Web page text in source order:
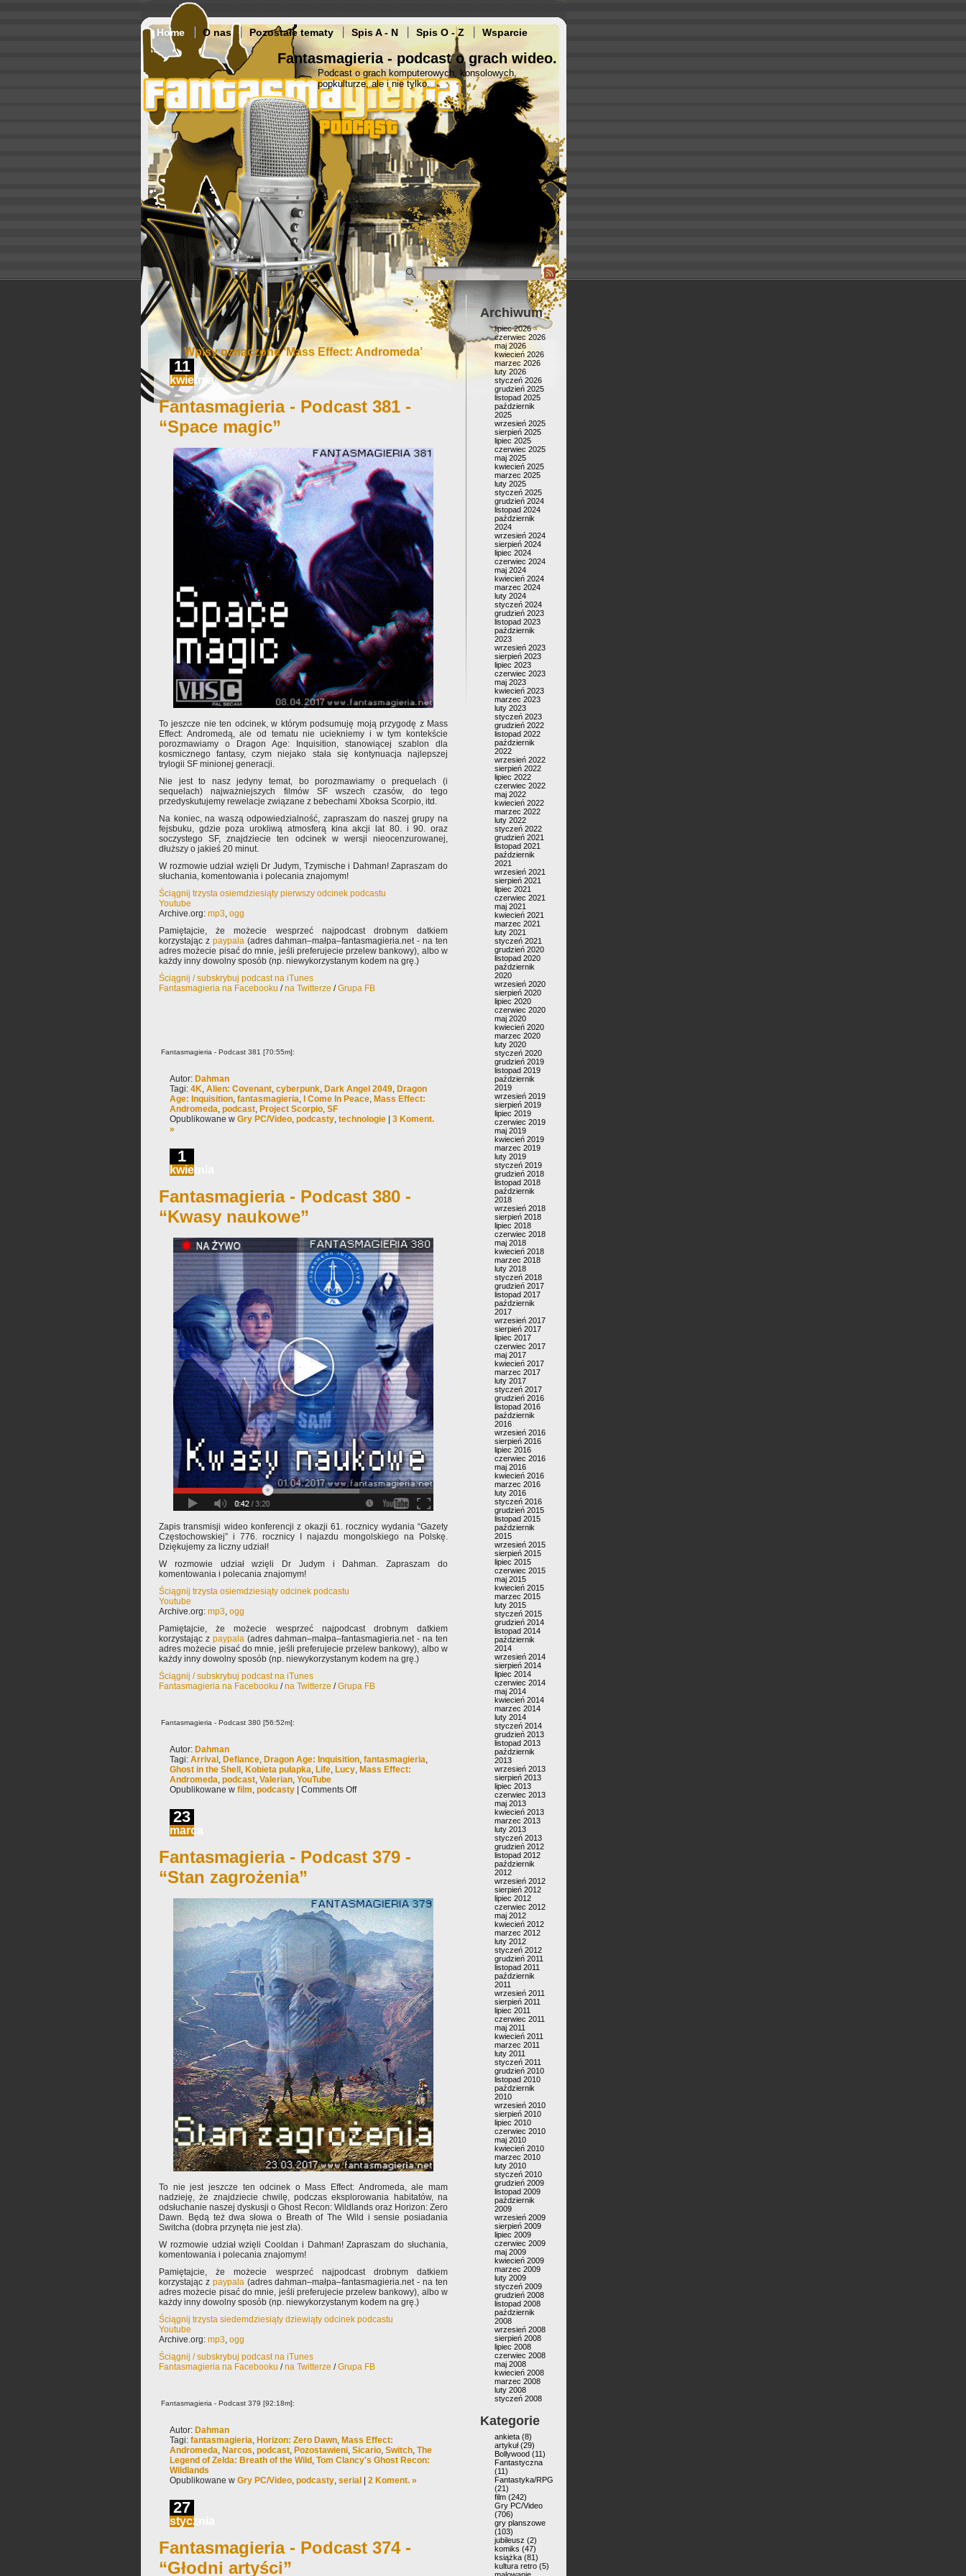
Home O nas Pozostałe tematy Spis A - N Spis O - Z Wsparcie
Fantasmagieria - podcast o grach wideo.
Podcast o grach komputerowych, konsolowych,
popkulturze, ale i nie tylko.
Wpisy oznaczone ‘Mass Effect: Andromeda’
11
kwietnia
Fantasmagieria - Podcast 381 -
“Space magic”
To jeszcze nie ten odcinek, w którym podsumuję moją przygodę z Mass
Effect: Andromedą, ale od tematu nie uciekniemy i w tym kontekście
porozmawiamy o Dragon Age: Inquisition, stanowiącej szablon dla
kosmicznego fantasy, czym niejako stała się kontynuacja najlepszej
trylogii SF minionej generacji.
Nie jest to nasz jedyny temat, bo porozmawiamy o prequelach (i
sequelach) najważniejszych filmów SF wszech czasów, do tego
przedyskutujemy rewelacje związane z bebechami Xboksa Scorpio, itd.
Na koniec, na waszą odpowiedzialność, zapraszam do naszej grupy na
fejsbuku, gdzie poza urokliwą atmosferą kina akcji lat 80. i 90. oraz
soczystego SF, znajdziecie ten odcinek w wersji nieocenzurowanej,
dłuższy o jakieś 20 minut.
W rozmowie udział wzięli Dr Judym, Tzymische i Dahman! Zapraszam do
słuchania, komentowania i polecania znajomym!
Ściągnij trzysta osiemdziesiąty pierwszy odcinek podcastu
Youtube
Archive.org: mp3 ogg
Pamiętajcie, że możecie wesprzeć najpodcast drobnym datkiem
korzystając z paypala (adres dahman–małpa–fantasmagieria.net - na ten
adres możecie pisać do mnie, jeśli preferujecie przelew bankowy), albo w
każdy inny dowolny sposób (np. niewykorzystanym kodem na grę.)
Ściągnij / subskrybuj podcast na iTunes
Fantasmagieria na Facebooku /na Twitterze /Grupa FB
Fantasmagieria - Podcast 381 [70:55m]:
Autor: Dahman
Tagi: 4K Alien: Covenant cyberpunk Dark Angel 2049 Dragon
Age: Inquisition fantasmagieria I Come In Peace Mass Effect:
Andromeda podcast Project Scorpio SF
Opublikowane w Gry PC/Video podcasty technologie | 3 Koment.
»
1
kwietnia
Fantasmagieria - Podcast 380 -
“Kwasy naukowe”
Zapis transmisji wideo konferencji z okazji 61. rocznicy wydania “Gazety
Częstochowskiej” i 776. rocznicy I najazdu mongolskiego na Polskę.
Dziękujemy za liczny udział!
W rozmowie udział wzięli Dr Judym i Dahman. Zapraszam do
komentowania i polecania znajomym!
Ściągnij trzysta osiemdziesiąty odcinek podcastu
Youtube
Archive.org: mp3 ogg
Pamiętajcie, że możecie wesprzeć najpodcast drobnym datkiem
korzystając z paypala (adres dahman–małpa–fantasmagieria.net - na ten
adres możecie pisać do mnie, jeśli preferujecie przelew bankowy), albo w
każdy inny dowolny sposób (np. niewykorzystanym kodem na grę.)
Ściągnij / subskrybuj podcast na iTunes
Fantasmagieria na Facebooku /na Twitterze /Grupa FB
Fantasmagieria - Podcast 380 [56:52m]:
Autor: Dahman
Tagi: Arrival Defiance Dragon Age: Inquisition fantasmagieria
Ghost in the Shell Kobieta pułapka Life Lucy Mass Effect:
Andromeda podcast Valerian YouTube
Opublikowane w film podcasty | Comments Off
23
marca
Fantasmagieria - Podcast 379 -
“Stan zagrożenia”
To nie jest jeszcze ten odcinek o Mass Effect: Andromeda, ale mam
nadzieję, że znajdziecie chwilę, podczas eksplorowania habitatów, na
odsłuchanie naszej dyskusji o Ghost Recon: Wildlands oraz Horizon: Zero
Dawn. Będą też dwa słowa o Breath of The Wild i sensie posiadania
Switcha (dobra przynęta nie jest zła).
W rozmowie udział wzięli Cooldan i Dahman! Zapraszam do słuchania,
komentowania i polecania znajomym!
Pamiętajcie, że możecie wesprzeć najpodcast drobnym datkiem
korzystając z paypala (adres dahman–małpa–fantasmagieria.net - na ten
adres możecie pisać do mnie, jeśli preferujecie przelew bankowy), albo w
każdy inny dowolny sposób (np. niewykorzystanym kodem na grę.)
Ściągnij trzysta siedemdziesiąty dziewiąty odcinek podcastu
Youtube
Archive.org: mp3 ogg
Ściągnij / subskrybuj podcast na iTunes
Fantasmagieria na Facebooku /na Twitterze /Grupa FB
Fantasmagieria - Podcast 379 [92:18m]:
Autor: Dahman
Tagi: fantasmagieria Horizon: Zero Dawn Mass Effect:
Andromeda Narcos podcast Pozostawieni Sicario Switch The
Legend of Zelda: Breath of the Wild Tom Clancy's Ghost Recon:
Wildlands
Opublikowane w Gry PC/Video podcasty serial | 2 Koment. »
27
stycznia
Fantasmagieria - Podcast 374 -
“Głodni artyści”
Archiwum
lipiec 2026
czerwiec 2026
maj 2026
kwiecień 2026
marzec 2026
luty 2026
styczeń 2026
grudzień 2025
listopad 2025
październik
2025
wrzesień 2025
sierpień 2025
lipiec 2025
czerwiec 2025
maj 2025
kwiecień 2025
marzec 2025
luty 2025
styczeń 2025
grudzień 2024
listopad 2024
październik
2024
wrzesień 2024
sierpień 2024
lipiec 2024
czerwiec 2024
maj 2024
kwiecień 2024
marzec 2024
luty 2024
styczeń 2024
grudzień 2023
listopad 2023
październik
2023
wrzesień 2023
sierpień 2023
lipiec 2023
czerwiec 2023
maj 2023
kwiecień 2023
marzec 2023
luty 2023
styczeń 2023
grudzień 2022
listopad 2022
październik
2022
wrzesień 2022
sierpień 2022
lipiec 2022
czerwiec 2022
maj 2022
kwiecień 2022
marzec 2022
luty 2022
styczeń 2022
grudzień 2021
listopad 2021
październik
2021
wrzesień 2021
sierpień 2021
lipiec 2021
czerwiec 2021
maj 2021
kwiecień 2021
marzec 2021
luty 2021
styczeń 2021
grudzień 2020
listopad 2020
październik
2020
wrzesień 2020
sierpień 2020
lipiec 2020
czerwiec 2020
maj 2020
kwiecień 2020
marzec 2020
luty 2020
styczeń 2020
grudzień 2019
listopad 2019
październik
2019
wrzesień 2019
sierpień 2019
lipiec 2019
czerwiec 2019
maj 2019
kwiecień 2019
marzec 2019
luty 2019
styczeń 2019
grudzień 2018
listopad 2018
październik
2018
wrzesień 2018
sierpień 2018
lipiec 2018
czerwiec 2018
maj 2018
kwiecień 2018
marzec 2018
luty 2018
styczeń 2018
grudzień 2017
listopad 2017
październik
2017
wrzesień 2017
sierpień 2017
lipiec 2017
czerwiec 2017
maj 2017
kwiecień 2017
marzec 2017
luty 2017
styczeń 2017
grudzień 2016
listopad 2016
październik
2016
wrzesień 2016
sierpień 2016
lipiec 2016
czerwiec 2016
maj 2016
kwiecień 2016
marzec 2016
luty 2016
styczeń 2016
grudzień 2015
listopad 2015
październik
2015
wrzesień 2015
sierpień 2015
lipiec 2015
czerwiec 2015
maj 2015
kwiecień 2015
marzec 2015
luty 2015
styczeń 2015
grudzień 2014
listopad 2014
październik
2014
wrzesień 2014
sierpień 2014
lipiec 2014
czerwiec 2014
maj 2014
kwiecień 2014
marzec 2014
luty 2014
styczeń 2014
grudzień 2013
listopad 2013
październik
2013
wrzesień 2013
sierpień 2013
lipiec 2013
czerwiec 2013
maj 2013
kwiecień 2013
marzec 2013
luty 2013
styczeń 2013
grudzień 2012
listopad 2012
październik
2012
wrzesień 2012
sierpień 2012
lipiec 2012
czerwiec 2012
maj 2012
kwiecień 2012
marzec 2012
luty 2012
styczeń 2012
grudzień 2011
listopad 2011
październik
2011
wrzesień 2011
sierpień 2011
lipiec 2011
czerwiec 2011
maj 2011
kwiecień 2011
marzec 2011
luty 2011
styczeń 2011
grudzień 2010
listopad 2010
październik
2010
wrzesień 2010
sierpień 2010
lipiec 2010
czerwiec 2010
maj 2010
kwiecień 2010
marzec 2010
luty 2010
styczeń 2010
grudzień 2009
listopad 2009
październik
2009
wrzesień 2009
sierpień 2009
lipiec 2009
czerwiec 2009
maj 2009
kwiecień 2009
marzec 2009
luty 2009
styczeń 2009
grudzień 2008
listopad 2008
październik
2008
wrzesień 2008
sierpień 2008
lipiec 2008
czerwiec 2008
maj 2008
kwiecień 2008
marzec 2008
luty 2008
styczeń 2008
Kategorie
ankieta (8)
artykuł(29)
Bollywood (11)
Fantastyczna
(11)
Fantastyka/RPG
(21)
film (242)
Gry PC/Video
(706)
gry planszowe
(103)
jubileusz (2)
komiks (47)
książka (81)
kultura retro (5)